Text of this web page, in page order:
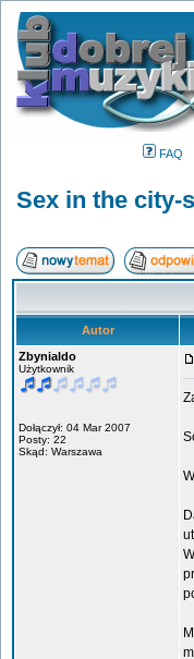
FAQ
Sex in the city-
Autor
Zbynialdo
Użytkownik
Dołączył: 04 Mar 2007
Posty: 22
Skąd: Warszawa